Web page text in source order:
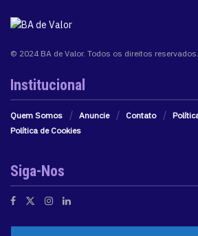
© 2024 BA de Valor. Todos os direitos reservados.
Institucional
Quem Somos Anuncie Contato
Política de Cookies
Siga-Nos